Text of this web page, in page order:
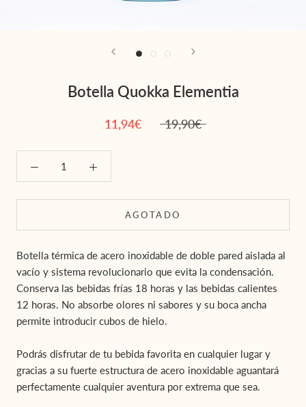
Botella Quokka Elementia
11,94€ 19,90€
AGOTADO
Botella térmica de acero inoxidable de doble pared aislada al
vacío y sistema revolucionario que evita la condensación.
Conserva las bebidas frías 18 horas y las bebidas calientes
12 horas. No absorbe olores ni sabores y su boca ancha
permite introducir cubos de hielo.
Podrás disfrutar de tu bebida favorita en cualquier lugar y
gracias a su fuerte estructura de acero inoxidable aguantará
perfectamente cualquier aventura por extrema que sea.